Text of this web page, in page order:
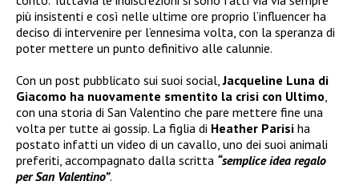
più insistenti e così nelle ultime ore proprio l’influencer ha
deciso di intervenire per l’ennesima volta, con la speranza di
poter mettere un punto definitivo alle calunnie.
Con un post pubblicato sui suoi social,Jacqueline Luna di
Giacomo ha nuovamente smentito la crisi con Ultimo
con una storia di San Valentino che pare mettere fine una
volta per tutte ai gossip. La figlia di Heather Parisi ha
postato infatti un video di un cavallo, uno dei suoi animali
preferiti, accompagnato dalla scritta “semplice idea regalo
per San Valentino”.